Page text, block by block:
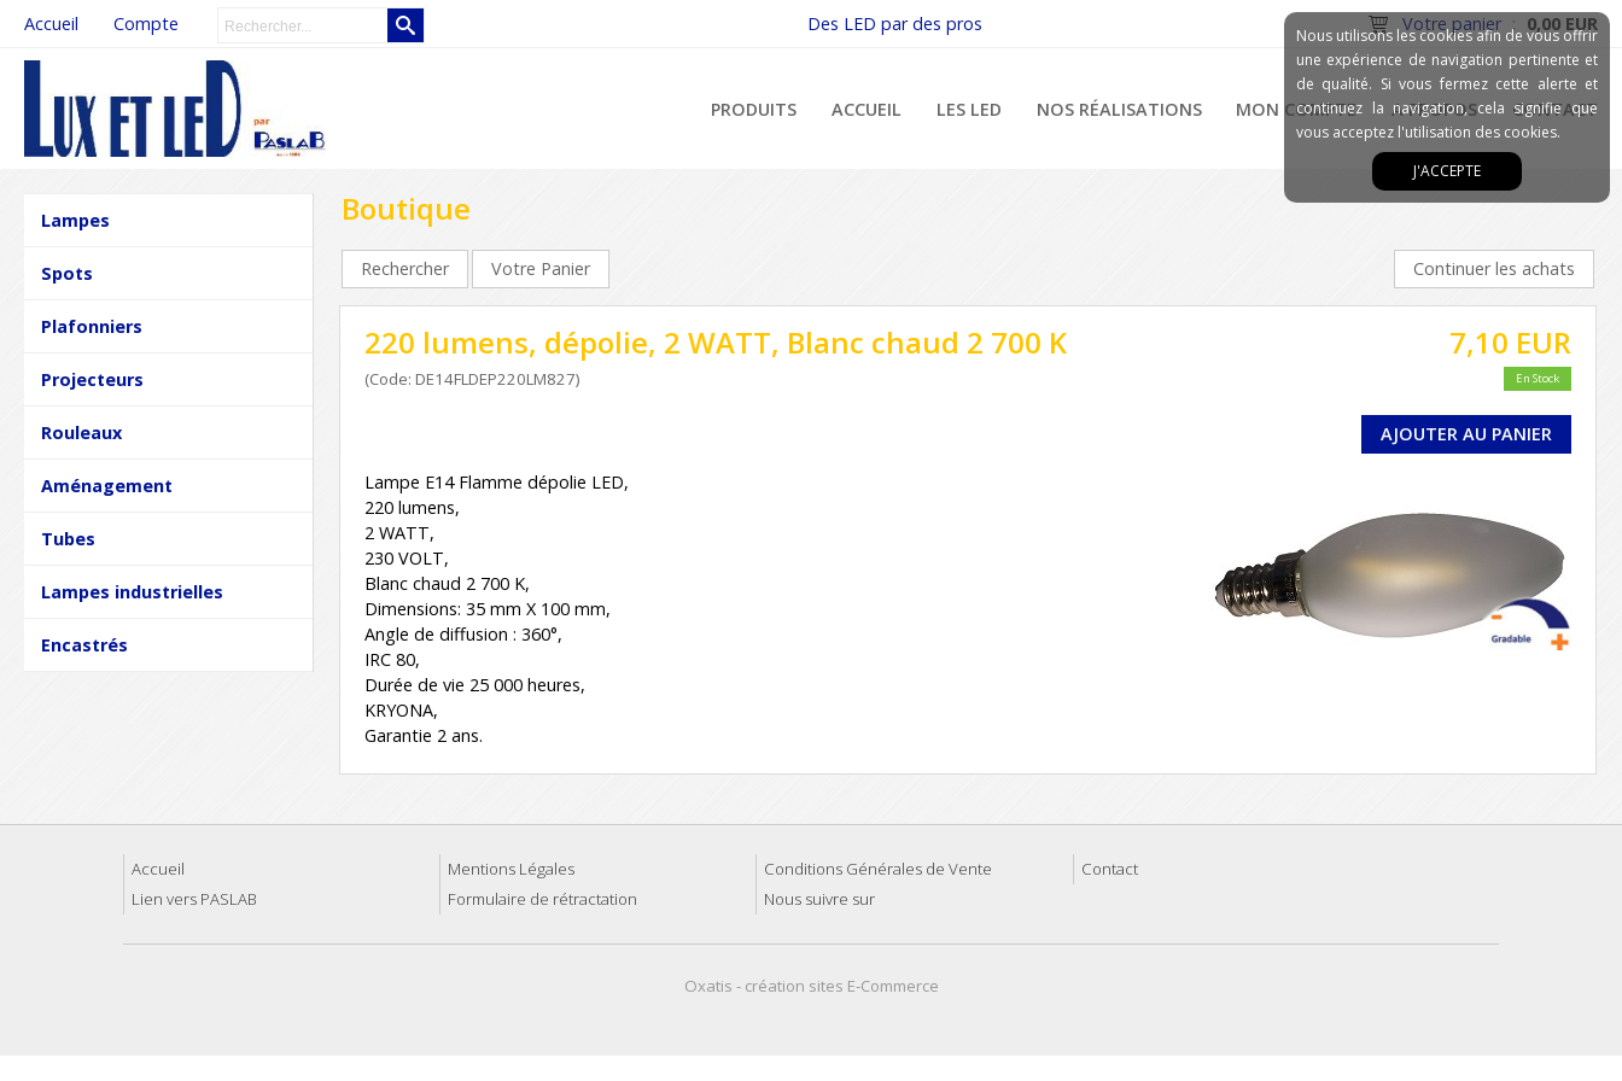
Accueil Compte Votre panier : 0,00 EUR
Des LED par des pros
PRODUITS ACCUEIL LES LED NOS RÉALISATIONS MON COMPTE A PROPOS CONTACT
Lampes
Spots
Plafonniers
Projecteurs
Rouleaux
Aménagement
Tubes
Lampes industrielles
Encastrés
Boutique
Rechercher Votre Panier Continuer les achats
220 lumens, dépolie, 2 WATT, Blanc chaud 2 700 K
(Code: DE14FLDEP220LM827)
7,10 EUR
En Stock
AJOUTER AU PANIER
Lampe E14 Flamme dépolie LED,
220 lumens,
2 WATT,
230 VOLT,
Blanc chaud 2 700 K,
Dimensions: 35 mm X 100 mm,
Angle de diffusion : 360°,
IRC 80,
Durée de vie 25 000 heures,
KRYONA,
Garantie 2 ans.
Accueil Mentions Légales Conditions Générales de Vente
Contact
Lien vers PASLAB
Formulaire de rétractation Nous suivre sur
Oxatis - création sites E-Commerce
Nous utilisons les cookies afin de vous offrir
une expérience de navigation pertinente et
de qualité. Si vous fermez cette alerte et
continuez la navigation, cela signifie que
vous acceptez l'utilisation des cookies.
J'ACCEPTE